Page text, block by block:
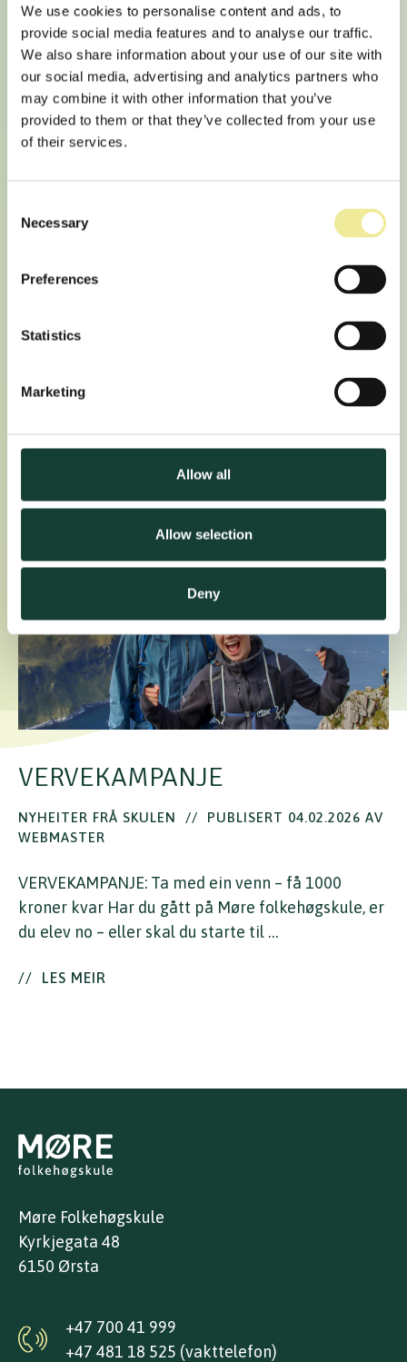
We use cookies to personalise content and ads, to
provide social media features and to analyse our traffic.
We also share information about your use of our site with
our social media, advertising and analytics partners who
may combine it with other information that you’ve
provided to them or that they’ve collected from your use
of their services.
Selection
Necessary
Preferences
Statistics
Marketing
Allow all
Allow selection
Deny
Møre folkehøgskule tek i bruk
digital studierettleiar
NYHEITER FRÅ SKULEN
PUBLISERT 06.03.2026 AV
Møre folkehøgskule tek i bruk digital
Møre folkehøgskule har no teke i bruk ein ny
VERVEKAMPANJE
NYHEITER FRÅ SKULEN //
PUBLISERT 04.02.2026 AV
WEBMASTER
VERVEKAMPANJE: Ta med ein venn – få 1000
kroner kvar Har du gått på Møre folkehøgskule, er
du elev no – eller skal du starte til …
// LES MEIR
Møre Folkehøgskule
Kyrkjegata 48
6150 Ørsta
+47 700 41 999
+47 481 18 525 (vakttelefon)